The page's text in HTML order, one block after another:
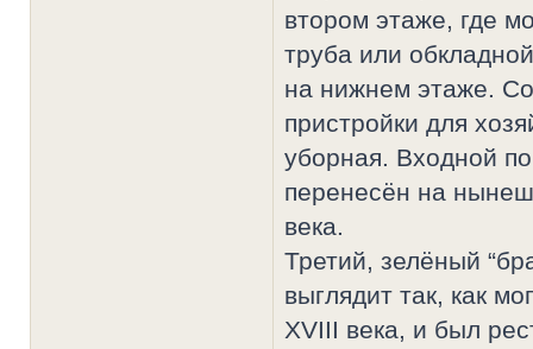
втором этаже, где
труба или
на нижнем этаже.
пристройки для
уборная. Входной
перенесён на
века.
Третий, зелёный
выглядит так, как
XVIII века, и был